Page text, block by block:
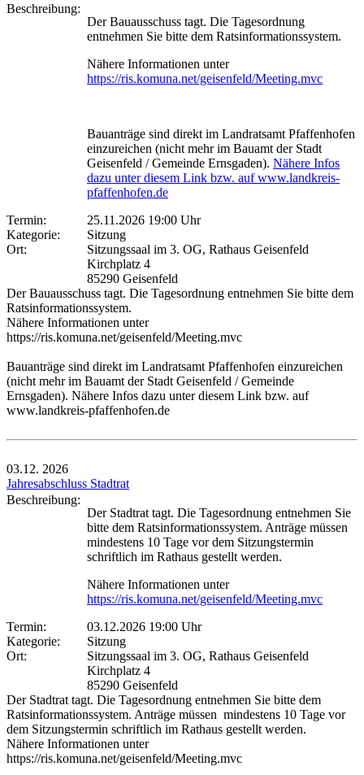
Beschreibung:
Der Bauausschuss tagt. Die Tagesordnung
entnehmen Sie bitte dem Ratsinformationssystem.
Nähere Informationen unter
https://ris.komuna.net/geisenfeld/Meeting.mvc
Bauanträge sind direkt im Landratsamt Pfaffenhofen
einzureichen (nicht mehr im Bauamt der Stadt
Geisenfeld / Gemeinde Ernsgaden). Nähere Infos
dazu unter diesem Link bzw. auf www.landkreis-
pfaffenhofen.de
Termin:
25.11.2026 19:00 Uhr
Kategorie:
Sitzung
Ort:
Sitzungssaal im 3. OG, Rathaus Geisenfeld
Kirchplatz 4
85290 Geisenfeld
Der Bauausschuss tagt. Die Tagesordnung entnehmen Sie bitte dem
Ratsinformationssystem.
Nähere Informationen unter
https://ris.komuna.net/geisenfeld/Meeting.mvc
Bauanträge sind direkt im Landratsamt Pfaffenhofen einzureichen
(nicht mehr im Bauamt der Stadt Geisenfeld / Gemeinde
Ernsgaden). Nähere Infos dazu unter diesem Link bzw. auf
www.landkreis-pfaffenhofen.de
03.12. 2026
Jahresabschluss Stadtrat
Beschreibung:
Der Stadtrat tagt. Die Tagesordnung entnehmen Sie
bitte dem Ratsinformationssystem. Anträge müssen
mindestens 10 Tage vor dem Sitzungstermin
schriftlich im Rathaus gestellt werden.
Nähere Informationen unter
https://ris.komuna.net/geisenfeld/Meeting.mvc
Termin:
03.12.2026 19:00 Uhr
Kategorie:
Sitzung
Ort:
Sitzungssaal im 3. OG, Rathaus Geisenfeld
Kirchplatz 4
85290 Geisenfeld
Der Stadtrat tagt. Die Tagesordnung entnehmen Sie bitte dem
Ratsinformationssystem. Anträge müssen mindestens 10 Tage vor
dem Sitzungstermin schriftlich im Rathaus gestellt werden.
Nähere Informationen unter
https://ris.komuna.net/geisenfeld/Meeting.mvc